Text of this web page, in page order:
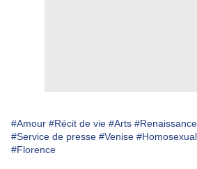
#Amour #Récit de vie #Arts
#Service de presse #Venise
#Florence